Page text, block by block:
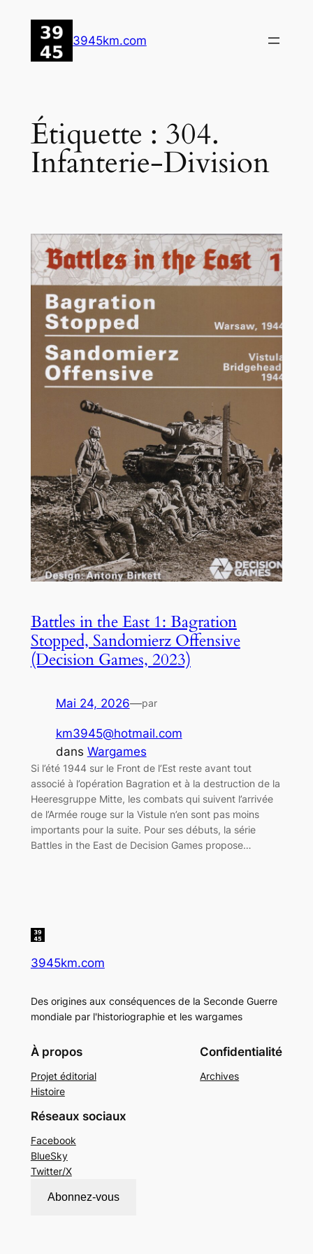
contenu
3945km.com
Étiquette : 304.
Infanterie-Division
Battles in the East 1: Bagration
Stopped, Sandomierz Offensive
(Decision Games, 2023)
Mai 24, 2026—par
km3945@hotmail.com
dans Wargames
Si l’été 1944 sur le Front de l’Est reste avant tout
associé à l’opération Bagration et à la destruction de la
Heeresgruppe Mitte, les combats qui suivent l’arrivée
de l’Armée rouge sur la Vistule n’en sont pas moins
importants pour la suite. Pour ses débuts, la série
Battles in the East de Decision Games propose…
3945km.com
Des origines aux conséquences de la Seconde Guerre
mondiale par l'historiographie et les wargames
À propos
Projet éditorial
Histoire
Confidentialité
Archives
Réseaux sociaux
Facebook
BlueSky
Twitter/X
Abonnez-vous